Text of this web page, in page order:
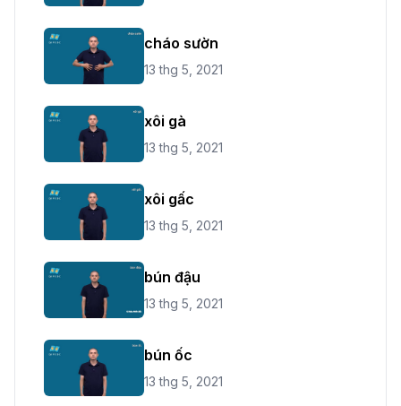
cháo sườn
13 thg 5, 2021
xôi gà
13 thg 5, 2021
xôi gấc
13 thg 5, 2021
bún đậu
13 thg 5, 2021
bún ốc
13 thg 5, 2021